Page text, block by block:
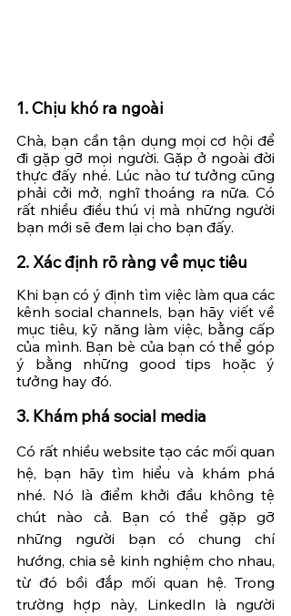
1. Chịu khó ra ngoài
Chà, bạn cần tận dụng mọi cơ hội để
đi gặp gỡ mọi người. Gặp ở ngoài đời
thực đấy nhé. Lúc nào tư tưởng cũng
phải cởi mở, nghĩ thoáng ra nữa. Có
rất nhiều điều thú vị mà những người
bạn mới sẽ đem lại cho bạn đấy.
2. Xác định rõ ràng về mục tiêu
Khi bạn có ý định tìm việc làm qua các
kênh social channels, bạn hãy viết về
mục tiêu, kỹ năng làm việc, bằng cấp
của mình. Bạn bè của bạn có thể góp
ý bằng những good tips hoặc ý
tưởng hay đó.
3. Khám phá social media
Có rất nhiều website tạo các mối quan
hệ, bạn hãy tìm hiểu và khám phá
nhé. Nó là điểm khởi đầu không tệ
chút nào cả. Bạn có thể gặp gỡ
những người bạn có chung chí
hướng, chia sẻ kinh nghiệm cho nhau,
từ đó bồi đắp mối quan hệ. Trong
trường hợp này, LinkedIn là người